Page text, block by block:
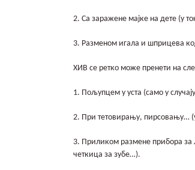
2. Са заражене мајке на дете (у
3. Разменом игала и шприцева
ХИВ се ретко може пренети на
1. Пољупцем у уста (само у
2. При тетовирању, пирсовању…
3. Приликом размене прибора за
четкица за зубе…).